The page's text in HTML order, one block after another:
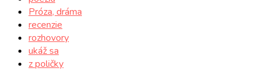
Próza, dráma
recenzie
rozhovory
ukáž sa
z poličky